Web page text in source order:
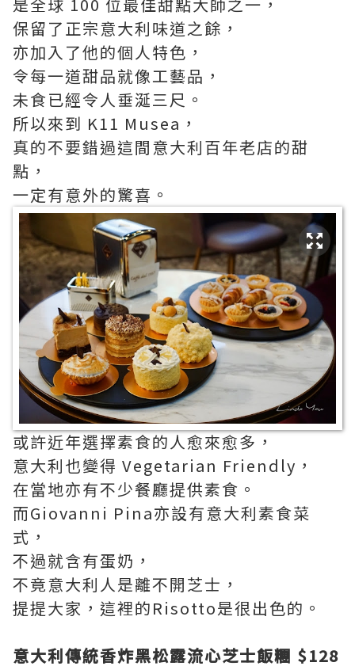
保留了正宗意大利味道之餘，
亦加入了他的個人特色，
令每一道甜品就像工藝品，
未食已經令人垂涎三尺。
所以來到 K11 Musea，
真的不要錯過這間意大利百年老店的甜
點，
一定有意外的驚喜。
或許近年選擇素食的人愈來愈多，
意大利也變得 Vegetarian Friendly，
在當地亦有不少餐廳提供素食。
而Giovanni Pina亦設有意大利素食菜
式，
不過就含有蛋奶，
不竟意大利人是離不開芝士，
提提大家，這裡的Risotto是很出色的。
意大利傳統香炸黑松露流心芝士飯糰 $128